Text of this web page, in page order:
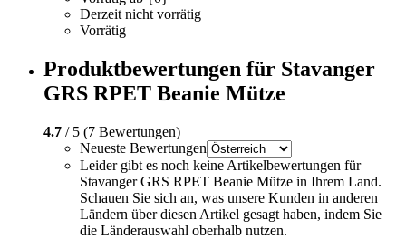
Derzeit nicht vorrätig
Vorrätig
Produktbewertungen für Stavanger
GRS RPET Beanie Mütze
4.7 / 5 (7 Bewertungen)
Neueste Bewertungen
Leider gibt es noch keine Artikelbewertungen für
Stavanger GRS RPET Beanie Mütze in Ihrem Land.
Schauen Sie sich an, was unsere Kunden in anderen
Ländern über diesen Artikel gesagt haben, indem Sie
die Länderauswahl oberhalb nutzen.